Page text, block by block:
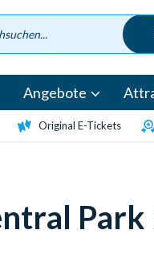
Angebote
Original E-Tickets
Park